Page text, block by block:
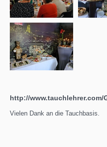
http://www.tauchlehrer.com/
Vielen Dank an die Tauchbasis.